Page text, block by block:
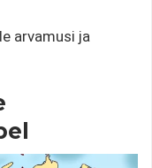
arvamusi ja